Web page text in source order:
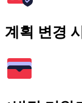
계획 변경